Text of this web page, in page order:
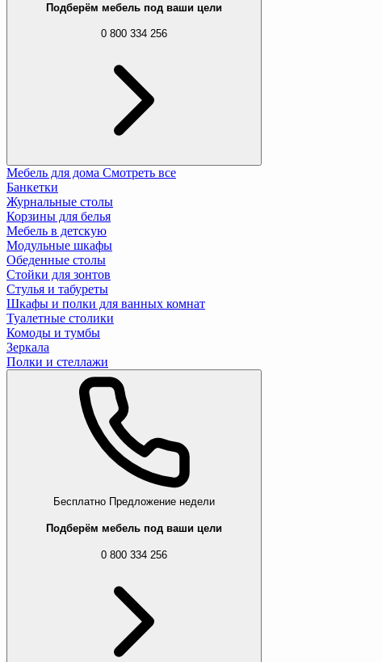
Подберём мебель под ваши цели
0 800 334 256
Мебель для дома Смотреть все
Банкетки
Журнальные столы
Корзины для белья
Мебель в детскую
Модульные шкафы
Обеденные столы
Стойки для зонтов
Стулья и табуреты
Шкафы и полки для ванных комнат
Туалетные столики
Комоды и тумбы
Зеркала
Полки и стеллажи
Бесплатно Предложение недели
Подберём мебель под ваши цели
0 800 334 256